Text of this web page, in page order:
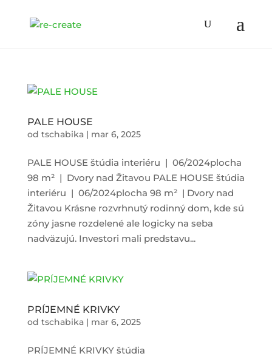
PALE HOUSE
od tschabika| mar 6, 2025
PALE HOUSE štúdia interiéru | 06/2024plocha
98 m² | Dvory nad Žitavou PALE HOUSE štúdia
interiéru | 06/2024plocha 98 m² | Dvory nad
Žitavou Krásne rozvrhnutý rodinný dom, kde sú
zóny jasne rozdelené ale logicky na seba
nadväzujú. Investori mali predstavu...
PRÍJEMNÉ KRIVKY
od tschabika| mar 6, 2025
PRÍJEMNÉ KRIVKY štúdia